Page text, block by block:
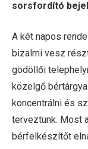
sorsfordító
A két napos
bizalmi vesz
gödöllői
közelgő
koncentrálni és
terveztünk. Most
bérfelkészítőt